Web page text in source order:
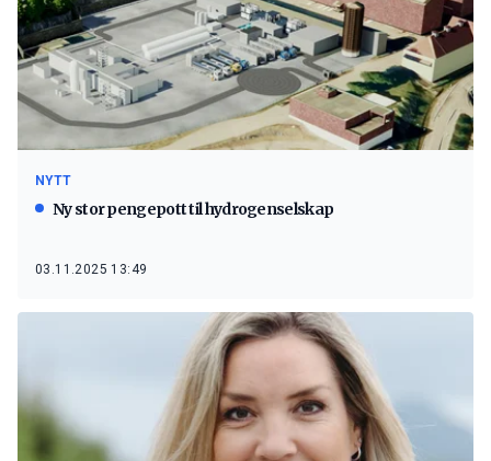
NYTT
Ny stor pengepott til hydrogenselskap
03.11.2025 13:49